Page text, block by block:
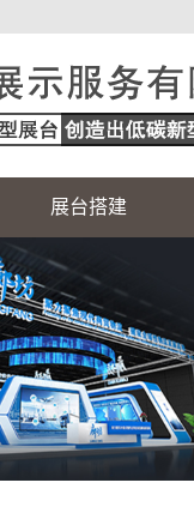
展台搭建